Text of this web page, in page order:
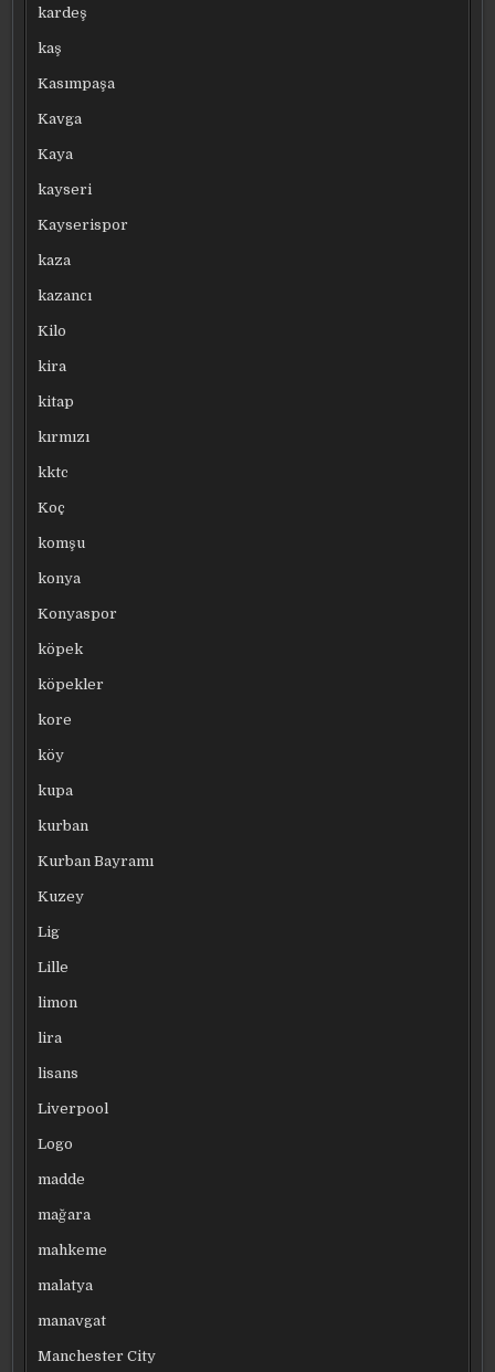
kardeş
kaş
Kasımpaşa
Kavga
Kaya
kayseri
Kayserispor
kaza
kazancı
Kilo
kira
kitap
kırmızı
kktc
Koç
komşu
konya
Konyaspor
köpek
köpekler
kore
köy
kupa
kurban
Kurban Bayramı
Kuzey
Lig
Lille
limon
lira
lisans
Liverpool
Logo
madde
mağara
mahkeme
malatya
manavgat
Manchester City